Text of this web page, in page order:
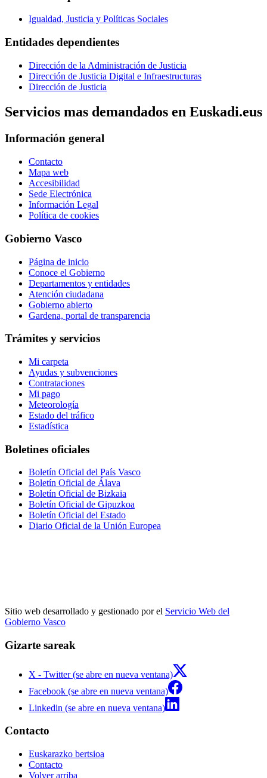
Igualdad, Justicia y Políticas Sociales
Entidades dependientes
Dirección de la Administración de Justicia
Dirección de Justicia Digital e Infraestructuras
Dirección de Justicia
Servicios mas demandados en Euskadi.eus
Información general
Contacto
Mapa web
Accesibilidad
Sede Electrónica
Información Legal
Política de cookies
Gobierno Vasco
Página de inicio
Conoce el Gobierno
Departamentos y entidades
Atención ciudadana
Gobierno abierto
Gardena, portal de transparencia
Trámites y servicios
Mi carpeta
Ayudas y subvenciones
Contrataciones
Mi pago
Meteorología
Estado del tráfico
Estadística
Boletines oficiales
Boletín Oficial del País Vasco
Boletín Oficial de Álava
Boletín Oficial de Bizkaia
Boletín Oficial de Gipuzkoa
Boletín Oficial del Estado
Diario Oficial de la Unión Europea
Sitio web desarrollado y gestionado por el Servicio Web del
Gobierno Vasco
Gizarte sareak
X - Twitter (se abre en nueva ventana)
Facebook (se abre en nueva ventana)
Linkedin (se abre en nueva ventana)
Contacto
Euskarazko bertsioa
Contacto
Volver arriba